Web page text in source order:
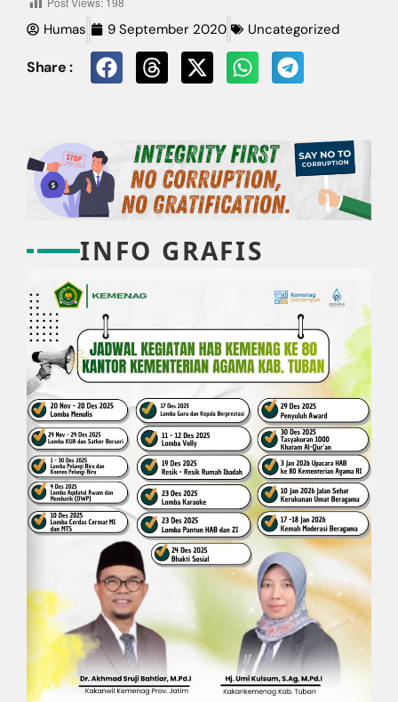
Humas 9 September 2020 Uncategorized
Share :
INFO GRAFIS